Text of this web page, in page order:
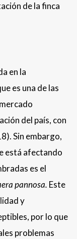
de la finca
en la
es una de las
del país, con
Sin embargo,
está afectando
es el
pannosa. Este
y
por lo que
problemas